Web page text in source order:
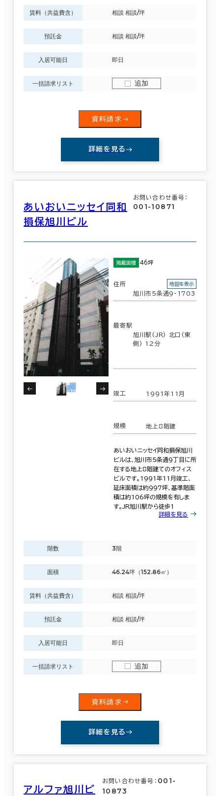
賃料（共益費含） 相談 相談/坪
預託金 相談 相談/坪
入居可能日 即日
一括請求リスト 追加
資料請求
詳細を見る
あいおいニッセイ同和
損保旭川ビル
お問い合わせ番号：
001-10871
掲載面積 46坪
住所
旭川市５条通9-1703
地図を表示
最寄駅
旭川駅(JR) 北口(東
側) 12分
竣工 1991年11月
規模 地上8階建
あいおいニッセイ同和損保旭川
ビルは、旭川市5条通9丁目に所
在する地上8階建てのオフィス
ビルです。1991年11月竣工、
延床面積は約997坪、基準階面
積は約106坪の規模を有しま
す。JR旭川駅から徒歩1
詳細を見る
階数 3階
面積 46.24坪（152.86㎡）
賃料（共益費含） 相談 相談/坪
預託金 相談 相談/坪
入居可能日 即日
一括請求リスト 追加
資料請求
詳細を見る
アルファ旭川ビ
お問い合わせ番号： 001-
10873